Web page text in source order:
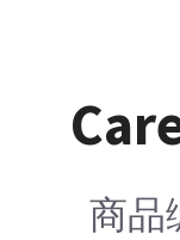
商品